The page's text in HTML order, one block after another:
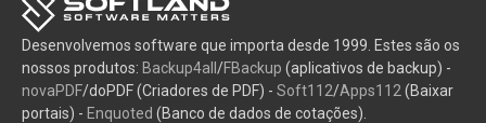
Desenvolvemos software que importa desde 1999. Estes são os
nossos produtos: Backup4all /FBackup (aplicativos de backup) -
novaPDF/doPDF (Criadores de PDF) - Soft112/Apps112 (Baixar
portais) - Enquoted (Banco de dados de cotações).